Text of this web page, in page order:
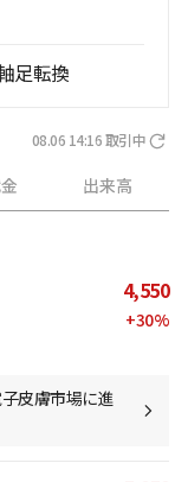
足転換
08.06 14:16 取引中
出来高
4,550
+30%
皮膚市場に進